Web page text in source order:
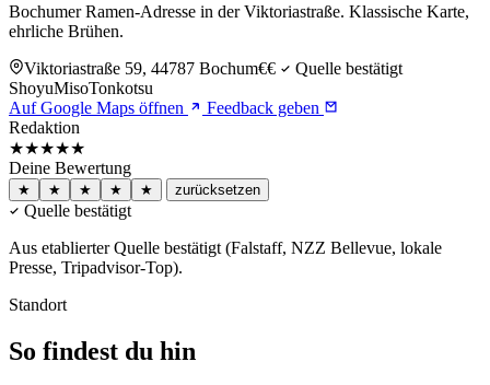
Bochumer Ramen-Adresse in der Viktoriastraße. Klassische Karte,
ehrliche Brühen.
Viktoriastraße 59, 44787 Bochum€€
Quelle bestätigt
ShoyuMisoTonkotsu
Auf Google Maps öffnen
Feedback geben
Redaktion
★★★★★
Deine Bewertung
★ ★ ★ ★ ★ zurücksetzen
Quelle bestätigt
Aus etablierter Quelle bestätigt (Falstaff, NZZ Bellevue, lokale
Presse, Tripadvisor-Top).
Standort
So findest du hin